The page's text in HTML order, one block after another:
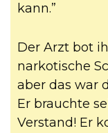
kann.”
Der Arzt bot
narkotische
aber das war
Er brauchte
Verstand! Er